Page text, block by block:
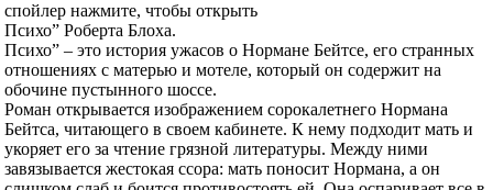
спойлер нажмите, чтобы открыть
Психо” Роберта Блоха.
Психо” – это история ужасов о Нормане Бейтсе, его странных
отношениях с матерью и мотеле, который он содержит на
обочине пустынного шоссе.
Роман открывается изображением сорокалетнего Нормана
Бейтса, читающего в своем кабинете. К нему подходит мать и
укоряет его за чтение грязной литературы. Между ними
завязывается жестокая ссора: мать поносит Нормана, а он